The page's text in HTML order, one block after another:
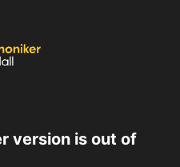
version is out of